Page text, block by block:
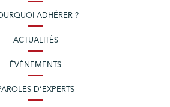
ADHÉRER ?
ACTUALITÉS
ÉVÈNEMENTS
D’EXPERTS